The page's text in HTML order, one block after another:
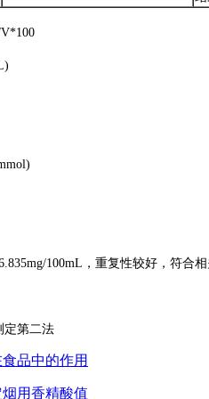
100mL，重复性较好，符合相
第二法
品中的作用
用香精酸值